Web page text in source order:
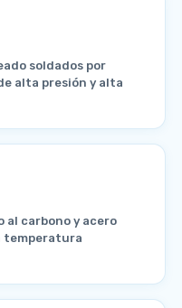
soldados por
alta presión y alta
al carbono y acero
temperatura